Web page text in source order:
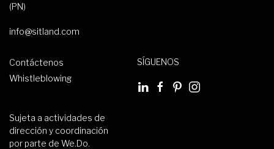
(PN)
info@sitland.com
Contáctenos
Whistleblowing
SÍGUENOS
Sujeta a actividades de
dirección y coordinación
por parte de We.Do.